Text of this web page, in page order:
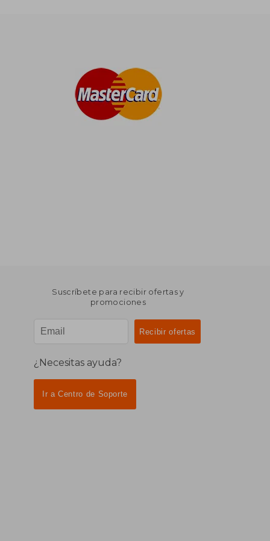
Suscríbete para recibir ofertas y
promociones
¿Necesitas ayuda?
Ir a Centro de Soporte